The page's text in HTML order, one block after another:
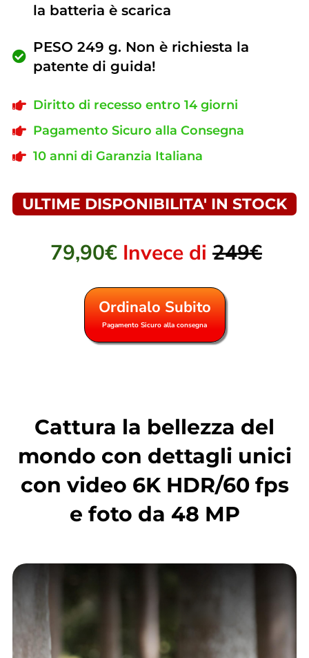
la batteria è scarica
PESO 249 g. Non è richiesta la
patente di guida!
Diritto di recesso entro 14 giorni
Pagamento Sicuro alla Consegna
10 anni di Garanzia Italiana
ULTIME DISPONIBILITA' IN STOCK
79,90€ Invece di 249€
Ordinalo Subito
Pagamento Sicuro alla consegna
Cattura la bellezza del
mondo con dettagli unici
con video 6K HDR/60 fps
e foto da 48 MP